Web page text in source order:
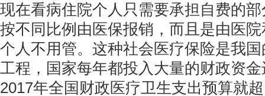
现在看病住院个人只需要承担自费的
按不同比例由医保报销，而且是由医
个人不用管。这种社会医疗保险是我
工程，国家每年都投入大量的财政资
2017年全国财政医疗卫生支出预算就